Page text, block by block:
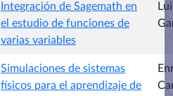
Integración de Sagemath en
el estudio de funciones de
varias variables
Simulaciones de sistemas
físicos para el aprendizaje de